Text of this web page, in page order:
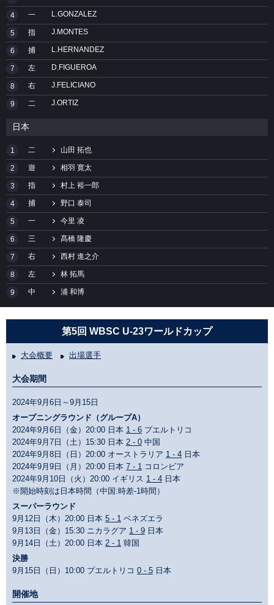
4 一 L.GONZALEZ
5 指 J.MONTES
6 捕 L.HERNANDEZ
7 左 D.FIGUEROA
8 右 J.FELICIANO
9 二 J.ORTIZ
日本
1 二 山田 拓也
2 遊 相羽 寛太
3 指 村上 裕一郎
4 捕 野口 泰司
5 一 今里 凌
6 三 髙橋 隆慶
7 右 西村 進之介
8 左 林 拓馬
9 中 浦 和博
第5回 WBSC U-23ワールドカップ
大会概要 出場選手
大会期間
2024年9月6日～9月15日
オープニングラウンド（グループA）
2024年9月6日（金）20:00 日本 1 - 6 プエルトリコ
2024年9月7日（土）15:30 日本 2 - 0 中国
2024年9月8日（日）20:00 オーストラリア 1 - 4 日本
2024年9月9日（月）20:00 日本 7 - 1 コロンビア
2024年9月10日（火）20:00 イギリス 1 - 4 日本
※開始時刻は日本時間（中国:時差-1時間）
スーパーラウンド
9月12日（木）20:00 日本 5 - 1 ベネズエラ
9月13日（金）15:30 ニカラグア 1 - 9 日本
9月14日（土）20:00 日本 2 - 1 韓国
決勝
9月15日（日）10:00 プエルトリコ 0 - 5 日本
開催地